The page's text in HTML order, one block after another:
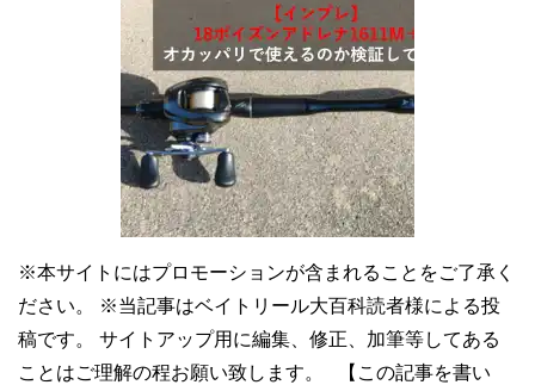
※本サイトにはプロモーションが含まれることをご了承く
ださい。 ※当記事はベイトリール大百科読者様による投
稿です。 サイトアップ用に編集、修正、加筆等してある
ことはご理解の程お願い致します。 【この記事を書い